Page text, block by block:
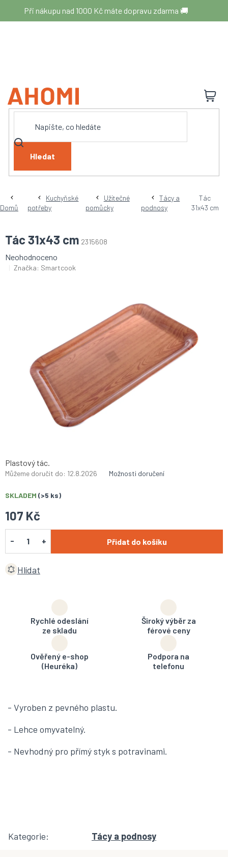
obsah
Při nákupu nad 1000 Kč máte dopravu zdarma 🚚
Hledat
Domů
Kuchyňské
potřeby
Užitečné
pomůcky
Tácy a
podnosy
Tác
31x43 cm
Tác 31x43 cm 2315608
Průměrné
hodnocení
Neohodnoceno
Značka: Smartcook
107 Kč
SKLADEM (>5 ks)
Můžeme doručit do: 12.8.2026 Možnosti doručení
Přidat do košíku
Plastový tác.
Hlídat
Rychlé odeslání
ze skladu
Široký výběr za
férové ceny
Ověřený e-shop
(Heuréka)
Podpora na
telefonu
- Vyroben z pevného plastu.
- Lehce omyvatelný.
- Nevhodný pro přímý styk s potravinami.
Kategorie: Tácy a podnosy